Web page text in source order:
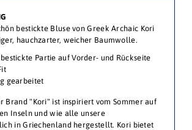
bestickte Bluse von Greek Archaic Kori
hauchzarter, weicher Baumwolle.
Partie auf Vorder- und Rückseite
gearbeitet
Brand "Kori" ist inspiriert vom Sommer auf
Inseln und wie alle unsere
in Griechenland hergestellt. Kori bietet